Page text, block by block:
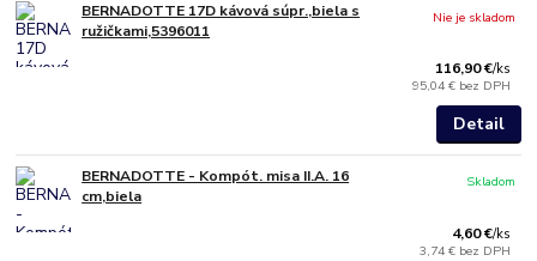
BERNADOTTE 17D kávová súpr.,biela s
ružičkami,5396011
116,90 €/ks
95,04 € bez DPH
Nie je skladom
Detail
BERNADOTTE - Kompót. misa II.A. 16
cm,biela
4,60 €/ks
3,74 € bez DPH
Skladom